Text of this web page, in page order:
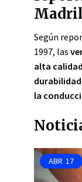
Según
1997, las
alta calidad
durabilidad
la
ABR 17